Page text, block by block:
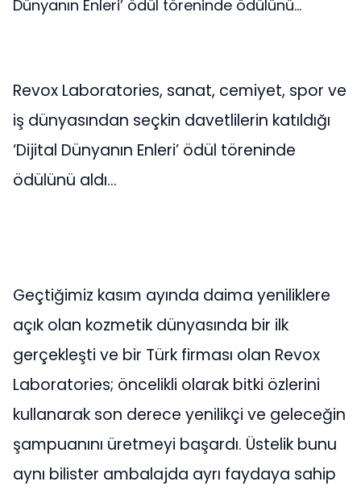
Dünyanın Enleri’ ödül töreninde ödülünü...
Revox Laboratories, sanat, cemiyet, spor ve
iş dünyasından seçkin davetlilerin katıldığı
‘Dijital Dünyanın Enleri’ ödül töreninde
ödülünü aldı…
Geçtiğimiz kasım ayında daima yeniliklere
açık olan kozmetik dünyasında bir ilk
gerçekleşti ve bir Türk firması olan Revox
Laboratories; öncelikli olarak bitki özlerini
kullanarak son derece yenilikçi ve geleceğin
şampuanını üretmeyi başardı. Üstelik bunu
aynı bilister ambalajda ayrı faydaya sahip